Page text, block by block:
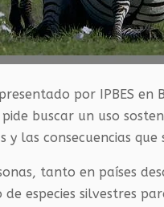
por IPBES en
buscar un uso
y las consecuencias
tanto en países
especies silvestres